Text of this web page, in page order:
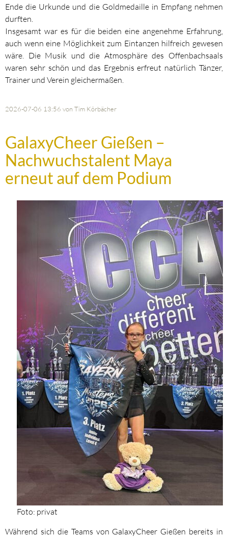
Ende die Urkunde und die Goldmedaille in Empfang nehmen
durften.
Insgesamt war es für die beiden eine angenehme Erfahrung,
auch wenn eine Möglichkeit zum Eintanzen hilfreich gewesen
wäre. Die Musik und die Atmosphäre des Offenbachsaals
waren sehr schön und das Ergebnis erfreut natürlich Tänzer,
Trainer und Verein gleichermaßen.
2026-07-06 13:56 von Tim Körbächer
GalaxyCheer Gießen –
Nachwuchstalent Maya
erneut auf dem Podium
Foto: privat
Während sich die Teams von GalaxyCheer Gießen bereits in